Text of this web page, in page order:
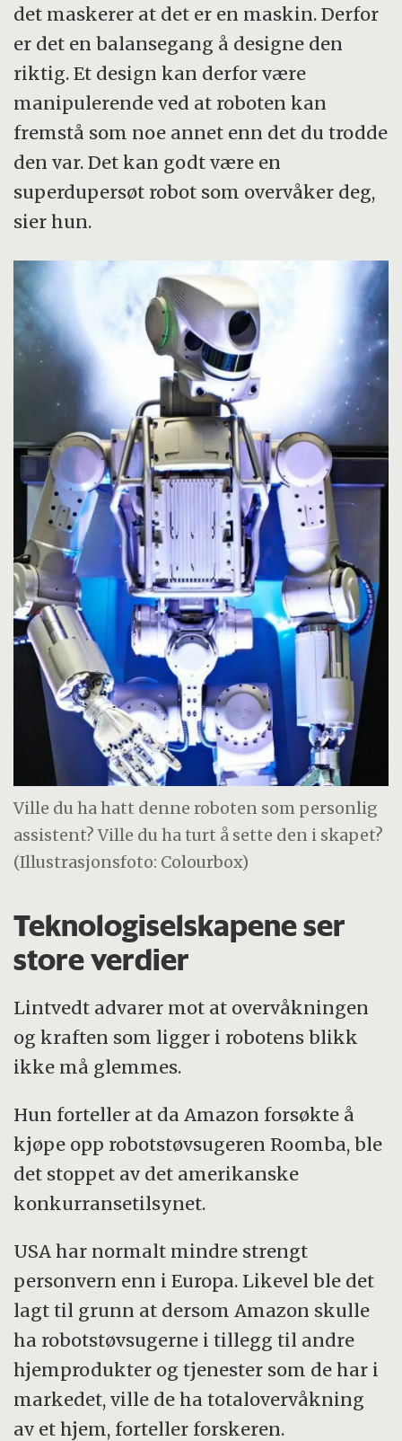
det maskerer at det er en maskin. Derfor
er det en balansegang å designe den
riktig. Et design kan derfor være
manipulerende ved at roboten kan
fremstå som noe annet enn det du trodde
den var. Det kan godt være en
superdupersøt robot som overvåker deg,
sier hun.
Ville du ha hatt denne roboten som personlig
assistent? Ville du ha turt å sette den i skapet?
(Illustrasjonsfoto: Colourbox)
Teknologiselskapene ser
store verdier
Lintvedt advarer mot at overvåkningen
og kraften som ligger i robotens blikk
ikke må glemmes.
Hun forteller at da Amazon forsøkte å
kjøpe opp robotstøvsugeren Roomba, ble
det stoppet av det amerikanske
konkurransetilsynet.
USA har normalt mindre strengt
personvern enn i Europa. Likevel ble det
lagt til grunn at dersom Amazon skulle
ha robotstøvsugerne i tillegg til andre
hjemprodukter og tjenester som de har i
markedet, ville de ha totalovervåkning
av et hjem, forteller forskeren.